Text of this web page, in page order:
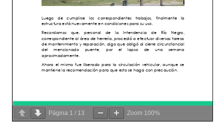
Página 1 / 13 Zoom 100%